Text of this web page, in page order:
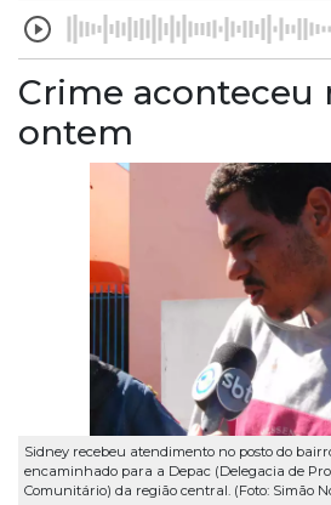
Crime aconteceu
ontem
Sidney recebeu atendimento no posto do
encaminhado para a Depac (Delegacia de
Comunitário) da região central. (Foto: Simão